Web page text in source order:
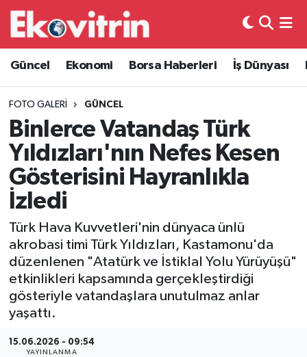
Güncel Ekonomi Borsa Haberleri İş Dünyası
FOTO GALERI GÜNCEL
Binlerce Vatandaş Türk
Yıldızları'nın Nefes Kesen
Gösterisini Hayranlıkla
İzledi
Türk Hava Kuvvetleri'nin dünyaca ünlü
akrobasi timi Türk Yıldızları, Kastamonu'da
düzenlenen "Atatürk ve İstiklal Yolu Yürüyüşü"
etkinlikleri kapsamında gerçekleştirdiği
gösteriyle vatandaşlara unutulmaz anlar
yaşattı.
15.06.2026 - 09:54
YAYINLANMA
Güncel
Ekonomi
Borsa Haberleri
İş Dünyası
Lojistik
Otovitrin
Asayiş
Magazin
Hava Durumu
Trafik Durumu
Süper Lig Puan Durumu ve Fikstür
Tüm Manşetler
Son Dakika Haberleri
Haber Arşivi